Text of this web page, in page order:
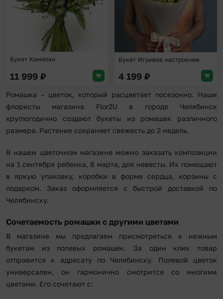
Букет Камилан
11 999 ₽
Букет Игривое настроение
4 199 ₽
Ромашка – цветок, который расцветает посезонно. Наши
флористы магазина Flor2U в городе Челябинск
круглогодично создают букеты из ромашек различного
размера. Растение сохраняет свежесть до 2 недель.
В нашем цветочном магазине можно заказать композиции
на 1 сентября ребенка, 8 марта, для невесты. Их помещают
в яркую упаковку, коробки в форме сердца, корзины с
подарком. Заказ оформляется с быстрой доставкой по
Челябинску.
Сочетаемость ромашки с другими цветами
В магазине мы предлагаем присмотреться к нежным
букетам из полевых ромашек. За один клик товар
отправится к адресату по Челябинску. Полевой цветок
универсален, он гармонично смотрится со многими
цветами. Его сочетают с: